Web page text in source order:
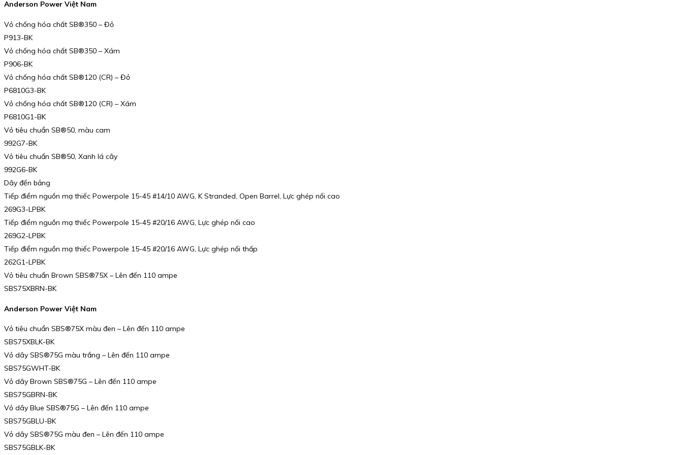
Anderson Power Việt Nam
Vỏ chống hóa chất SB®350 – Đỏ
P913-BK
Vỏ chống hóa chất SB®350 – Xám
P906-BK
Vỏ chống hóa chất SB®120 (CR) – Đỏ
P6810G3-BK
Vỏ chống hóa chất SB®120 (CR) – Xám
P6810G1-BK
Vỏ tiêu chuẩn SB®50, màu cam
992G7-BK
Vỏ tiêu chuẩn SB®50, Xanh lá cây
992G6-BK
Dây đến bảng
Tiếp điểm nguồn mạ thiếc Powerpole 15-45 #14/10 AWG, K Stranded, Open Barrel, Lực ghép nối cao
269G3-LPBK
Tiếp điểm nguồn mạ thiếc Powerpole 15-45 #20/16 AWG, Lực ghép nối cao
269G2-LPBK
Tiếp điểm nguồn mạ thiếc Powerpole 15-45 #20/16 AWG, Lực ghép nối thấp
262G1-LPBK
Vỏ tiêu chuẩn Brown SBS®75X – Lên đến 110 ampe
SBS75XBRN-BK
Anderson Power Việt Nam
Vỏ tiêu chuẩn SBS®75X màu đen – Lên đến 110 ampe
SBS75XBLK-BK
Vỏ dây SBS®75G màu trắng – Lên đến 110 ampe
SBS75GWHT-BK
Vỏ dây Brown SBS®75G – Lên đến 110 ampe
SBS75GBRN-BK
Vỏ dây Blue SBS®75G – Lên đến 110 ampe
SBS75GBLU-BK
Vỏ dây SBS®75G màu đen – Lên đến 110 ampe
SBS75GBLK-BK